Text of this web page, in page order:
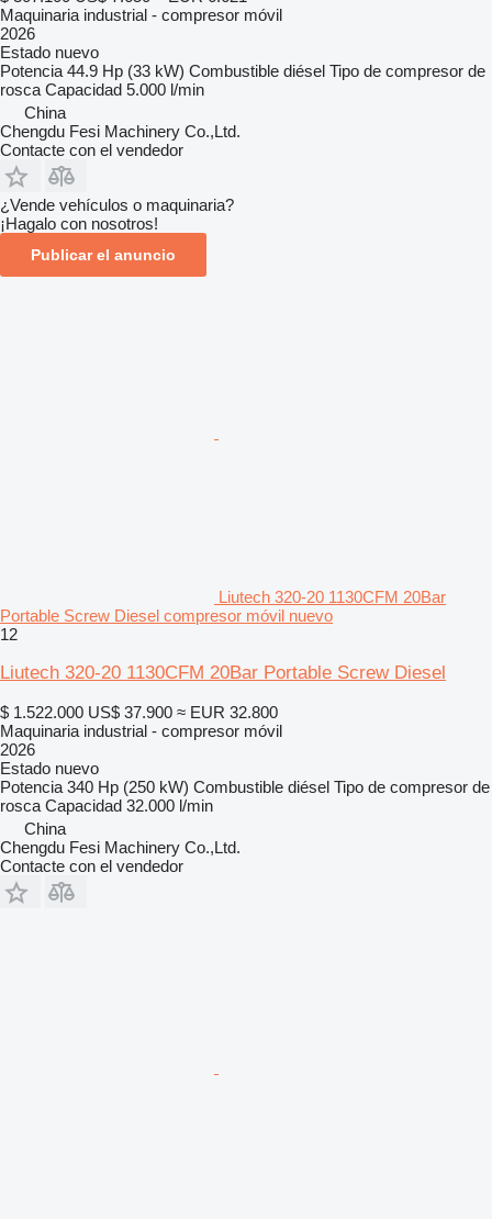
Maquinaria industrial - compresor móvil
2026
Estado nuevo
Potencia 44.9 Hp (33 kW) Combustible diésel Tipo de compresor de
rosca Capacidad 5.000 l/min
China
Chengdu Fesi Machinery Co.,Ltd.
Contacte con el vendedor
¿Vende vehículos o maquinaria?
¡Hagalo con nosotros!
Publicar el anuncio
Liutech 320-20 1130CFM 20Bar
Portable Screw Diesel compresor móvil nuevo
12
Liutech 320-20 1130CFM 20Bar Portable Screw Diesel
$ 1.522.000 US$ 37.900 ≈ EUR 32.800
Maquinaria industrial - compresor móvil
2026
Estado nuevo
Potencia 340 Hp (250 kW) Combustible diésel Tipo de compresor de
rosca Capacidad 32.000 l/min
China
Chengdu Fesi Machinery Co.,Ltd.
Contacte con el vendedor